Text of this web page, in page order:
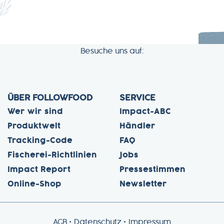
Besuche uns auf:
ÜBER FOLLOWFOOD
Wer wir sind
Produktwelt
Tracking-Code
Fischerei-Richtlinien
Impact Report
Online-Shop
SERVICE
Impact-ABC
Händler
FAQ
Jobs
Pressestimmen
Newsletter
AGB Datenschutz Impressum